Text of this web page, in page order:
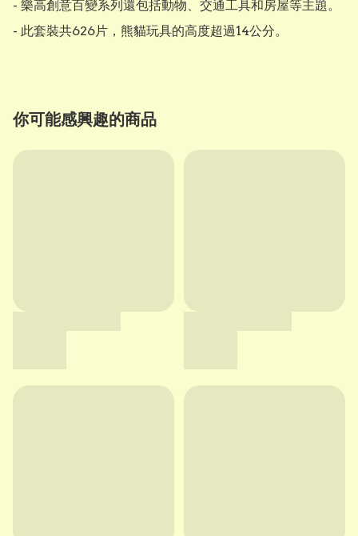
- 樂高創意百變系列還包括動物、交通工具和房屋等主題。
- 此套裝共626片，熊貓玩具的高度超過14公分。
你可能感興趣的商品